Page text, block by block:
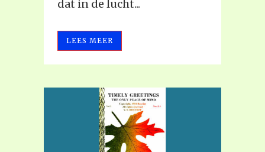
dat in de lucht...
LEES MEER